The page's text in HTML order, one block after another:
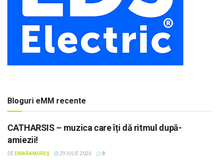
Bloguri eMM recente
CATHARSIS – muzica care îți dă ritmul după-
amiezii!
DE EMARAMUREȘ 29 IULIE 2026 0